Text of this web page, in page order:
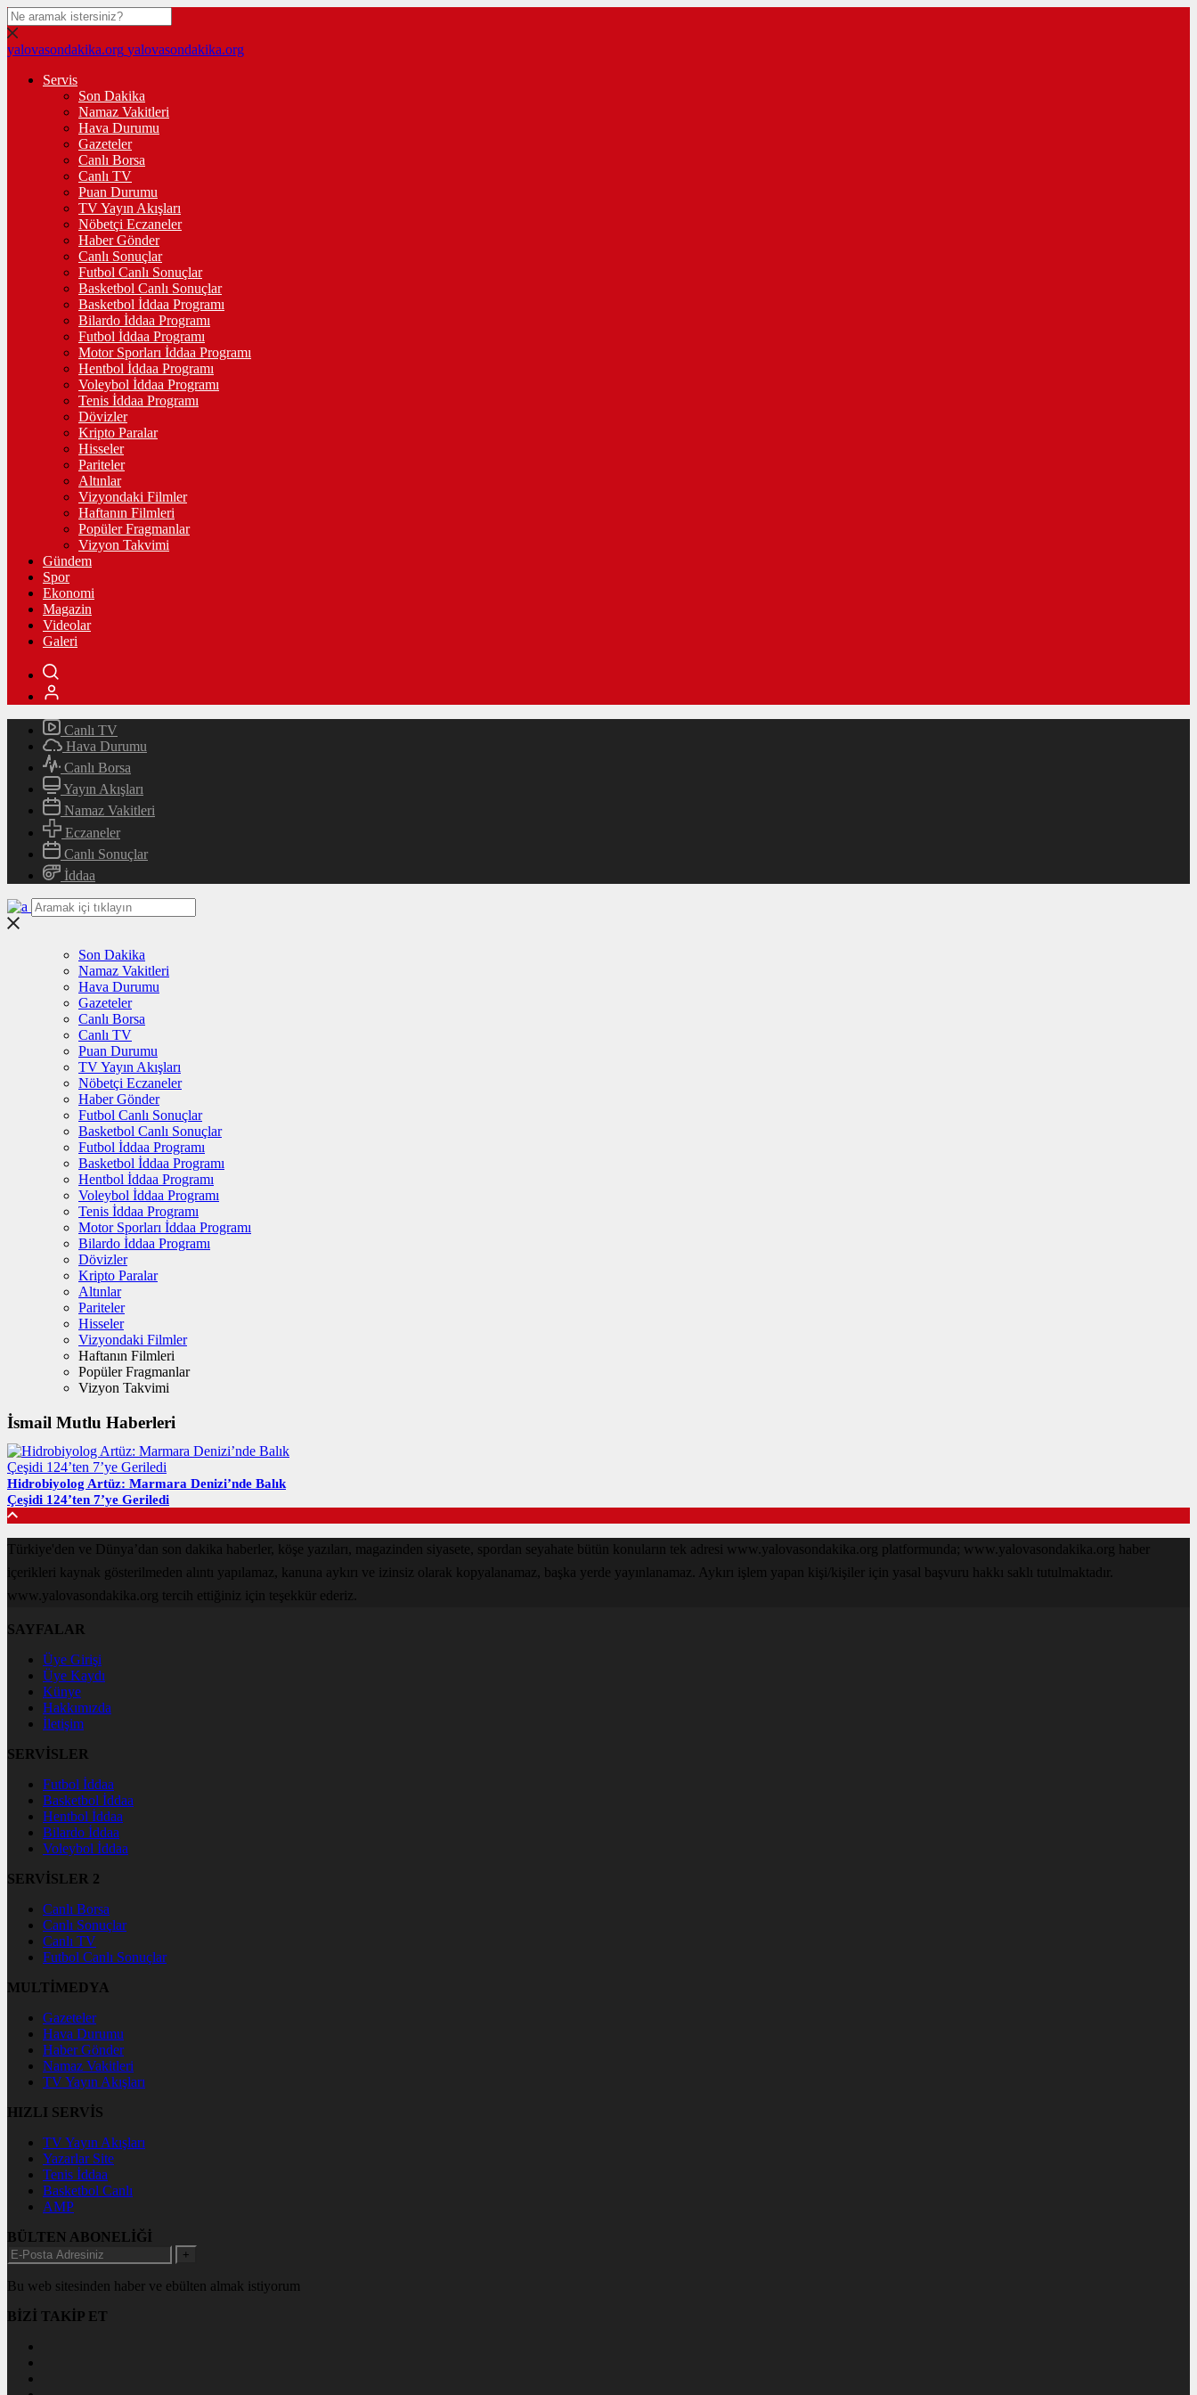
yalovasondakika.org yalovasondakika.org
Servis
Son Dakika
Namaz Vakitleri
Hava Durumu
Gazeteler
Canlı Borsa
Canlı TV
Puan Durumu
TV Yayın Akışları
Nöbetçi Eczaneler
Haber Gönder
Canlı Sonuçlar
Futbol Canlı Sonuçlar
Basketbol Canlı Sonuçlar
Basketbol İddaa Programı
Bilardo İddaa Programı
Futbol İddaa Programı
Motor Sporları İddaa Programı
Hentbol İddaa Programı
Voleybol İddaa Programı
Tenis İddaa Programı
Dövizler
Kripto Paralar
Hisseler
Pariteler
Altınlar
Vizyondaki Filmler
Haftanın Filmleri
Popüler Fragmanlar
Vizyon Takvimi
Gündem
Spor
Ekonomi
Magazin
Videolar
Galeri
Canlı TV
Hava Durumu
Canlı Borsa
Yayın Akışları
Namaz Vakitleri
Eczaneler
Canlı Sonuçlar
İddaa
Son Dakika
Namaz Vakitleri
Hava Durumu
Gazeteler
Canlı Borsa
Canlı TV
Puan Durumu
TV Yayın Akışları
Nöbetçi Eczaneler
Haber Gönder
Futbol Canlı Sonuçlar
Basketbol Canlı Sonuçlar
Futbol İddaa Programı
Basketbol İddaa Programı
Hentbol İddaa Programı
Voleybol İddaa Programı
Tenis İddaa Programı
Motor Sporları İddaa Programı
Bilardo İddaa Programı
Dövizler
Kripto Paralar
Altınlar
Pariteler
Hisseler
Vizyondaki Filmler
Haftanın Filmleri
Popüler Fragmanlar
Vizyon Takvimi
İsmail Mutlu Haberleri
Hidrobiyolog Artüz: Marmara Denizi’nde Balık
Çeşidi 124’ten 7’ye Geriledi
Türkiye'den ve Dünya’dan son dakika haberler, köşe yazıları, magazinden siyasete, spordan seyahate bütün konuların tek adresi www.yalovasondakika.org platformunda; www.yalovasondakika.org haber
içerikleri kaynak gösterilmeden alıntı yapılamaz, kanuna aykırı ve izinsiz olarak kopyalanamaz, başka yerde yayınlanamaz. Aykırı işlem yapan kişi/kişiler için yasal başvuru hakkı saklı tutulmaktadır.
www.yalovasondakika.org tercih ettiğiniz için teşekkür ederiz.
SAYFALAR
Üye Girişi
Üye Kaydı
Künye
Hakkımızda
İletişim
SERVİSLER
Futbol İddaa
Basketbol İddaa
Hentbol İddaa
Bilardo İddaa
Voleybol İddaa
SERVİSLER 2
Canlı Borsa
Canlı Sonuçlar
Canlı TV
Futbol Canlı Sonuçlar
MULTİMEDYA
Gazeteler
Hava Durumu
Haber Gönder
Namaz Vakitleri
TV Yayın Akışları
HIZLI SERVİS
TV Yayın Akışları
Yazarlar Site
Tenis İddaa
Basketbol Canlı
AMP
BÜLTEN ABONELİĞİ
+
Bu web sitesinden haber ve ebülten almak istiyorum
BİZİ TAKİP ET